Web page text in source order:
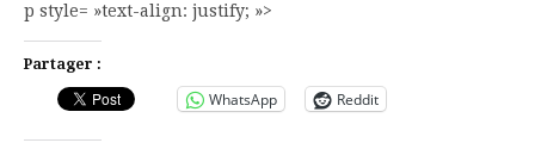
p style= »text-align: justify; »>
Partager :
WhatsApp Reddit